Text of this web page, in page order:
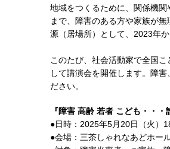
地域をつくるために、関係機
まで、障害のある方や家族が
源（居場所）として、2023年
このたび、社会活動家で全国
して講演会を開催します。障
ださい。
『障害 高齢 若者 こども・・
●日時：2025年5月20日（火
●会場：三茶しゃれなあどホー